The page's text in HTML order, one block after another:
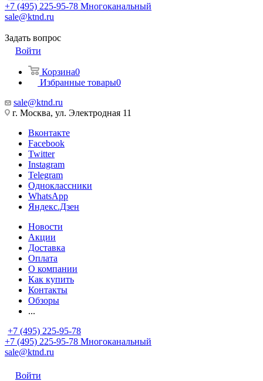
+7 (495) 225-95-78 Многоканальный
sale@ktnd.ru
Задать вопрос
Войти
Корзина0
Избранные товары0
sale@ktnd.ru
г. Москва, ул. Электродная 11
Вконтакте
Facebook
Twitter
Instagram
Telegram
Одноклассники
WhatsApp
Яндекс.Дзен
Новости
Акции
Доставка
Оплата
О компании
Как купить
Контакты
Обзоры
...
+7 (495) 225-95-78
+7 (495) 225-95-78 Многоканальный
sale@ktnd.ru
Войти